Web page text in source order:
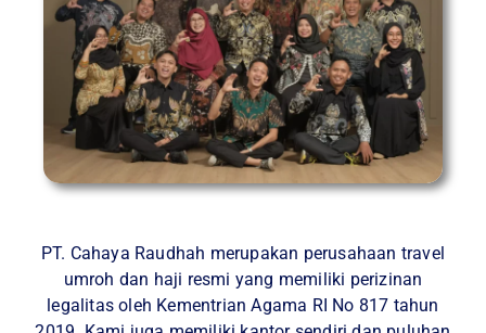
PT. Cahaya Raudhah merupakan perusahaan travel
umroh dan haji resmi yang memiliki perizinan
legalitas oleh Kementrian Agama RI No 817 tahun